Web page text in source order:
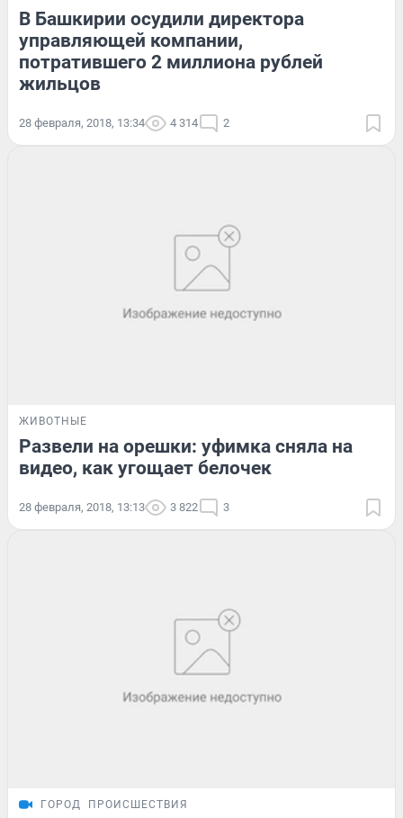
В Башкирии осудили директора
управляющей компании,
потратившего 2 миллиона рублей
жильцов
28 февраля, 2018, 13:34 4 314 2
ЖИВОТНЫЕ
Развели на орешки: уфимка сняла на
видео, как угощает белочек
28 февраля, 2018, 13:13 3 822 3
ГОРОД ПРОИСШЕСТВИЯ